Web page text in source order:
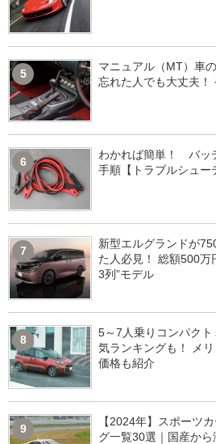
5
マニュアル（MT）車
忘れた人でも大丈夫！
6
わかれば簡単！ バッ
手順【トラブルシュー
7
新型エルグランドが
た人必見！ 総額500万
3列”モデル
8
5～7人乗りコンパク
気ランキングも！ メ
価格も紹介
9
【2024年】スポーツ
グ一覧30選｜国産か